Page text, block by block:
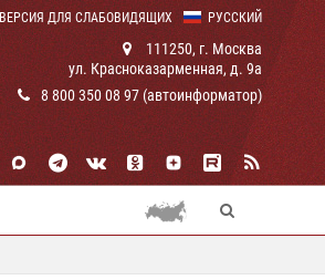
РУССКИЙ
ВЕРСИЯ ДЛЯ СЛАБОВИДЯЩИХ
111250, г. Москва
ул. Красноказарменная, д. 9а
8 800 350 08 97 (автоинформатор)